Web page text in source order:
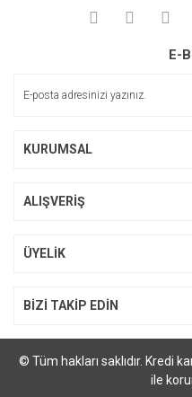
Ürün açıklamasında eksik
E-
KURUMSAL
ALIŞVERİŞ
ÜYELİK
BİZİ TAKİP EDİN
© Tüm hakları saklıdır. Kredi
ile